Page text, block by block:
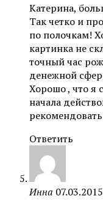
Катерина,
Так четко и
по полочкам!
картинка не
точный час
денежной
Хорошо , что я
начала
Ответить
Инна